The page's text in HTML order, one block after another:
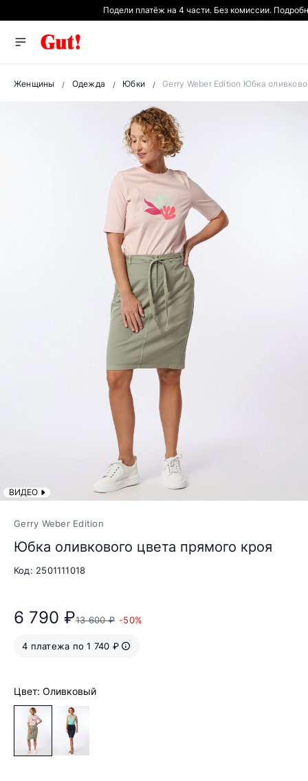
Подели платёж на 4 части. Без комиссии.
Женщины Одежда Юбки Gerry Weber Edition Юбка
ВИДЕО
Gerry Weber Edition
Юбка оливкового цвета прямого кроя
Код: 2501111018
6 790 ₽13 600 ₽ -50%
4 платежа по 1 740 ₽
Цвет: Оливковый